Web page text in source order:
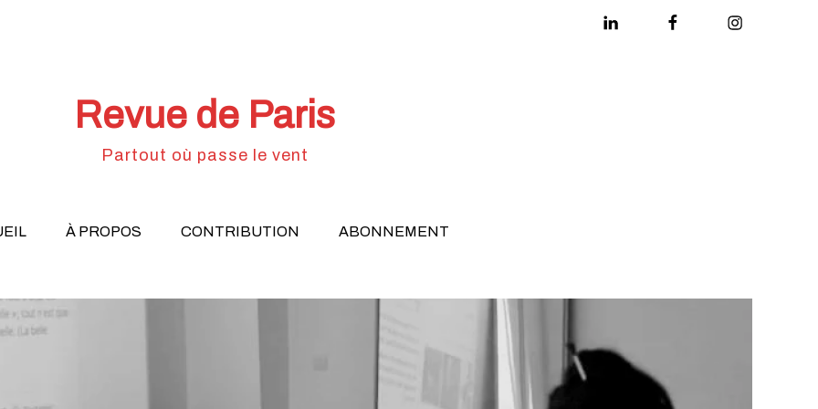
Linkedin FacebookInstagram
Revue de Paris
Partout où passe le vent
À PROPOS CONTRIBUTION ABONNEMENT